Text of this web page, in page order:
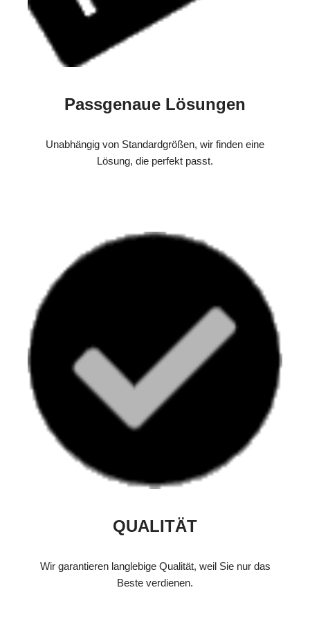
Passgenaue Lösungen
Unabhängig von Standardgrößen, wir finden eine
Lösung, die perfekt passt.
QUALITÄT
Wir garantieren langlebige Qualität, weil Sie nur das
Beste verdienen.